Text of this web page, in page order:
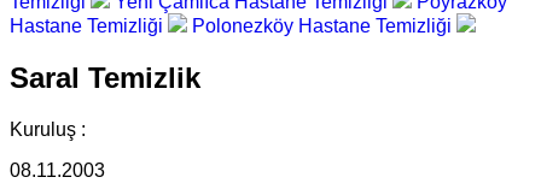
Hastane Temizliği
Polonezköy Hastane Temizliği
Saral Temizlik
Kuruluş :
08.11.2003